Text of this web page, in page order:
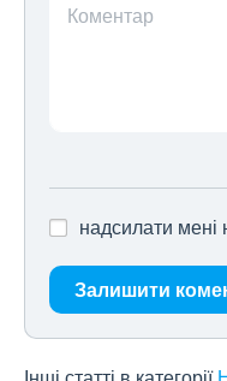
Коментар
надсилати мені
Залишити